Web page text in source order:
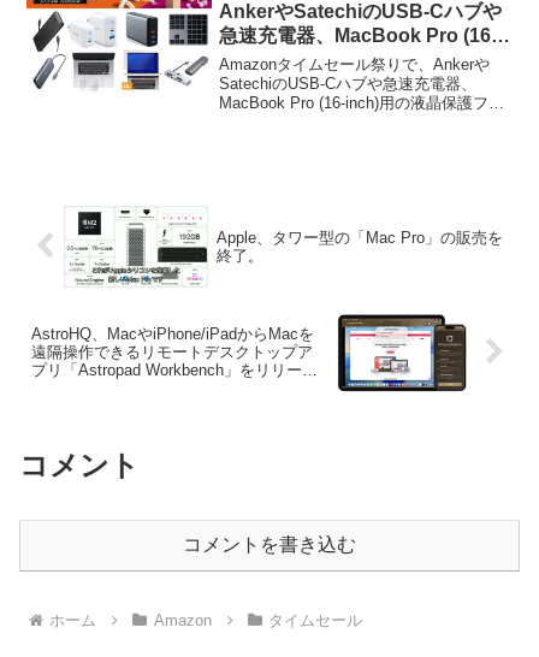
AnkerやSatechiのUSB-Cハブや
急速充電器、MacBook Pro (16-
inch)用の液晶保護フィルムなど
が特別価格で販売中。
Amazonタイムセール祭りで、Ankerや
SatechiのUSB-Cハブや急速充電器、
MacBook Pro (16-inch)用の液晶保護フィ
Apple、タワー型の「Mac Pro」の販売を
終了。
AstroHQ、MacやiPhone/iPadからMacを
遠隔操作できるリモートデスクトップア
プリ「Astropad Workbench」をリリー
コメント
コメントを書き込む
ホーム Amazon タイムセール